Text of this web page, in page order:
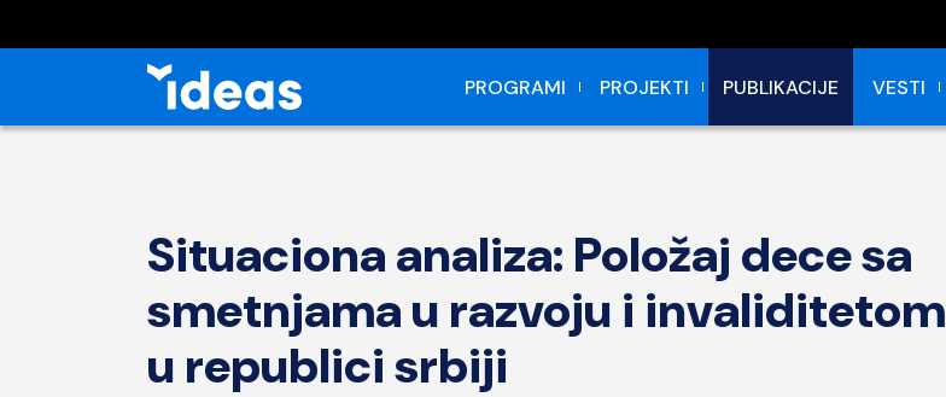
PROGRAMI PROJEKTI PUBLIKACIJE VESTI
Situaciona analiza: Položaj dece sa
smetnjama u razvoju i invaliditetom
u republici srbiji